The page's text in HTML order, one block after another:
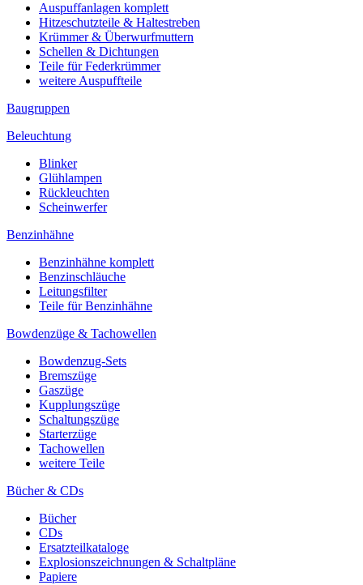
Auspuffanlagen komplett
Hitzeschutzteile & Haltestreben
Krümmer & Überwurfmuttern
Schellen & Dichtungen
Teile für Federkrümmer
weitere Auspuffteile
Baugruppen
Beleuchtung
Blinker
Glühlampen
Rückleuchten
Scheinwerfer
Benzinhähne
Benzinhähne komplett
Benzinschläuche
Leitungsfilter
Teile für Benzinhähne
Bowdenzüge & Tachowellen
Bowdenzug-Sets
Bremszüge
Gaszüge
Kupplungszüge
Schaltungszüge
Starterzüge
Tachowellen
weitere Teile
Bücher & CDs
Bücher
CDs
Ersatzteilkataloge
Explosionszeichnungen & Schaltpläne
Papiere